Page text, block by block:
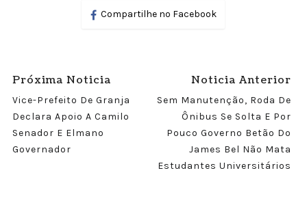
Compartilhe no Facebook
Próxima Noticia
Vice-Prefeito De Granja
Declara Apoio A Camilo
Senador E Elmano
Governador
Noticia Anterior
Sem Manutenção, Roda De
Ônibus Se Solta E Por
Pouco Governo Betão Do
James Bel Não Mata
Estudantes Universitários